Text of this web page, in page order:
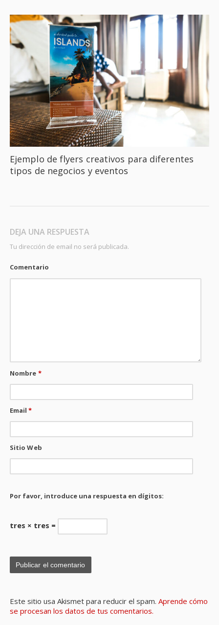
Ejemplo de flyers creativos para diferentes
tipos de negocios y eventos
DEJA UNA RESPUESTA
Tu dirección de email no será publicada.
Comentario
Nombre *
Email*
Sitio Web
Por favor, introduce una respuesta en dígitos:
tres × tres =
Este sitio usa Akismet para reducir el spam. Aprende cómo
se procesan los datos de tus comentarios.